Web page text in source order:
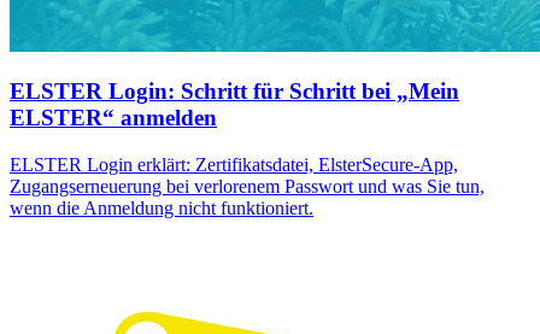
ELSTER Login: Schritt für Schritt bei „Mein
ELSTER“ anmelden
ELSTER Login erklärt: Zertifikatsdatei, ElsterSecure-App,
Zugangserneuerung bei verlorenem Passwort und was Sie tun,
wenn die Anmeldung nicht funktioniert.